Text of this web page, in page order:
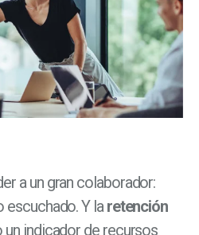
a un gran colaborador:
escuchado. Y laretención
un indicador de recursos